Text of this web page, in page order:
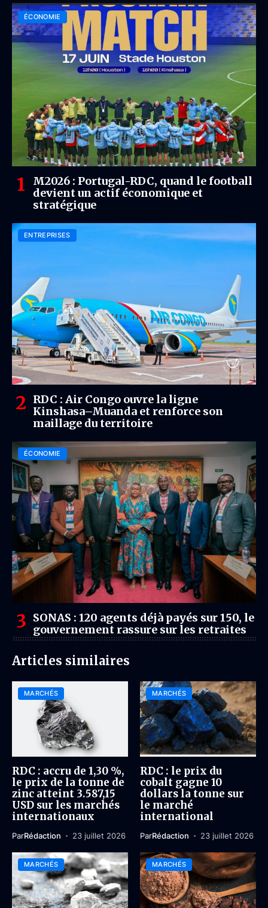
ÉCONOMIE
M2026 : Portugal-RDC, quand le football
devient un actif économique et
stratégique
ENTREPRISES
RDC : Air Congo ouvre la ligne
Kinshasa–Muanda et renforce son
maillage du territoire
ÉCONOMIE
SONAS : 120 agents déjà payés sur 150, le
gouvernement rassure sur les retraites
Articles similaires
MARCHÉS
RDC : accru de 1,30 %,
le prix de la tonne de
zinc atteint 3.587,15
USD sur les marchés
internationaux
ParRédaction 23 juillet 2026
MARCHÉS
RDC : le prix du
cobalt gagne 10
dollars la tonne sur
le marché
international
ParRédaction 23 juillet 2026
MARCHÉS MARCHÉS